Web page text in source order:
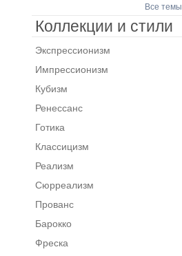
Все темы
Коллекции и стили
Экспрессионизм
Импрессионизм
Кубизм
Ренессанс
Готика
Классицизм
Реализм
Сюрреализм
Прованс
Барокко
Фреска